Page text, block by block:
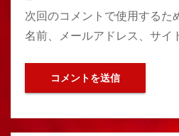
次回のコメントで使用するた
名前、メールアドレス、サイ